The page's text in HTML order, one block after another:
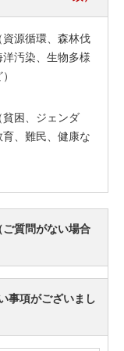
資源循環、森林伐
洋汚染、生物多様
貧困、ジェンダ
育、難民、健康な
質問がない場合
事項がございまし